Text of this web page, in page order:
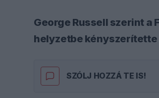
George Russell szerint
helyzetbe kényszerítette
SZÓLJ HOZZÁ TE IS!